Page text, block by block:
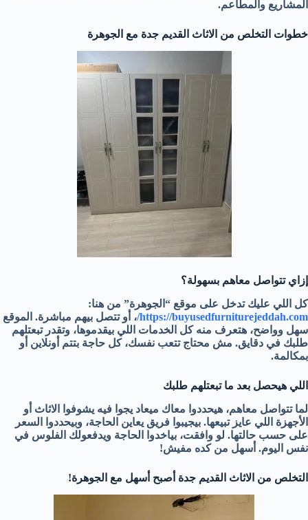
المشاريع والمطاعم.
خطوات التخلص من الاثاث القديم جدة مع الجوهرة
إزاي تتواصل معاهم بسهولة؟
كل اللي عليك تدخل على موقع “الجوهرة” من هنا:
https://buyusedfurniturejeddah.com/ ، أو تتصل بيهم مباشرة. الموقع
سهل وواضح، هتعرف منه كل الخدمات اللي بيقدموها، وتقدر تبعتلهم
طلبك في دقايق. مش محتاج تتعب نفسك، كل حاجة بتتم أونلاين أو
بمكالمة.
اللي هيحصل بعد ما تبعتلهم طلبك
لما تتواصل معاهم، هيحددوا معاك ميعاد يجوا فيه يشوفوا الاثاث أو
الأجهزة اللي عايز تبيعها. بيجيبوا فريق يعاين الحاجة، وبيحددوا السعر
على حسب حالتها. لو وافقت، بياخدوا الحاجة ويدفعولك الفلوس في
نفس اليوم. أسهل من كده مفيش!
التخلص من الاثاث القديم جدة أصبح أسهل مع الجوهرة!